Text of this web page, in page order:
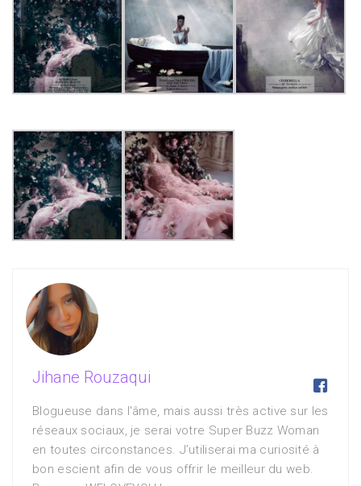
Jihane Rouzaqui 
Blogueuse dans l'âme, mais aussi très active sur les
réseaux sociaux, je serai votre Super Buzz Woman
en toutes circonstances. J’utiliserai ma curiosité à
bon escient afin de vous offrir le meilleur du web.